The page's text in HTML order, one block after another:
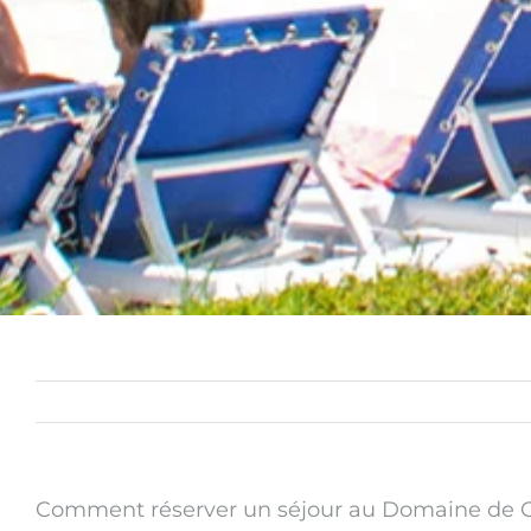
Comment réserver un séjour au Domaine de